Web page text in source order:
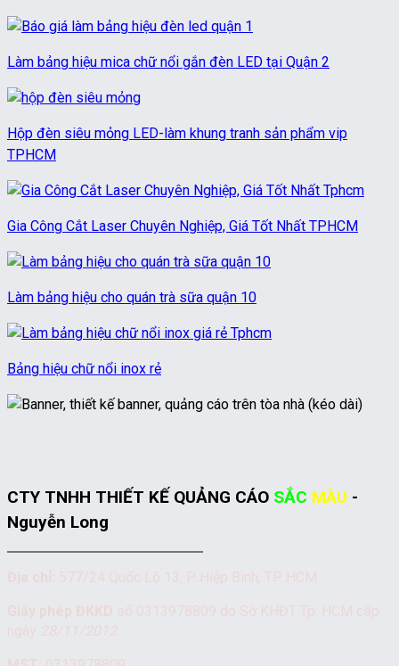
Làm bảng hiệu mica chữ nổi gắn đèn LED tại Quận 2
Hộp đèn siêu mỏng LED-làm khung tranh sản phẩm vip
TPHCM
Gia Công Cắt Laser Chuyên Nghiệp, Giá Tốt Nhất TPHCM
Làm bảng hiệu cho quán trà sữa quận 10
Bảng hiệu chữ nổi inox rẻ
CTY TNHH THIẾT KẾ QUẢNG CÁO SẮC MÀU -
Nguyễn Long